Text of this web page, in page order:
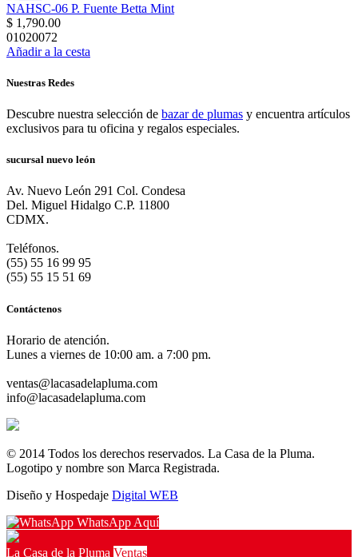
NAHSC-06 P. Fuente Betta Mint
$ 1,790.00
01020072
Añadir a la cesta
Nuestras Redes
Descubre nuestra selección de bazar de plumas y encuentra artículos
exclusivos para tu oficina y regalos especiales.
sucursal nuevo león
Av. Nuevo León 291 Col. Condesa
Del. Miguel Hidalgo C.P. 11800
CDMX.
Teléfonos.
(55) 55 16 99 95
(55) 55 15 51 69
Contáctenos
Horario de atención.
Lunes a viernes de 10:00 am. a 7:00 pm.
ventas@lacasadelapluma.com
info@lacasadelapluma.com
© 2014 Todos los derechos reservados. La Casa de la Pluma.
Logotipo y nombre son Marca Registrada.
Diseño y Hospedaje Digital WEB
WhatsApp Aquí
La Casa de la Pluma Ventas